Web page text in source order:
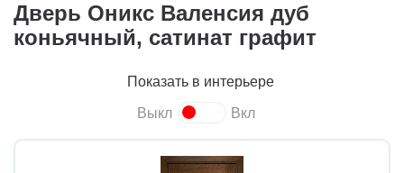
Дверь Оникс Валенсия дуб
коньячный, сатинат графит
Показать в интерьере
Выкл Вкл